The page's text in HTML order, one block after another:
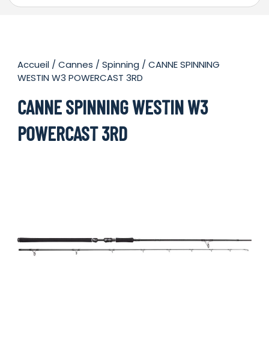
Accueil /Cannes /Spinning / CANNE SPINNING
WESTIN W3 POWERCAST 3RD
CANNE SPINNING WESTIN W3
POWERCAST 3RD